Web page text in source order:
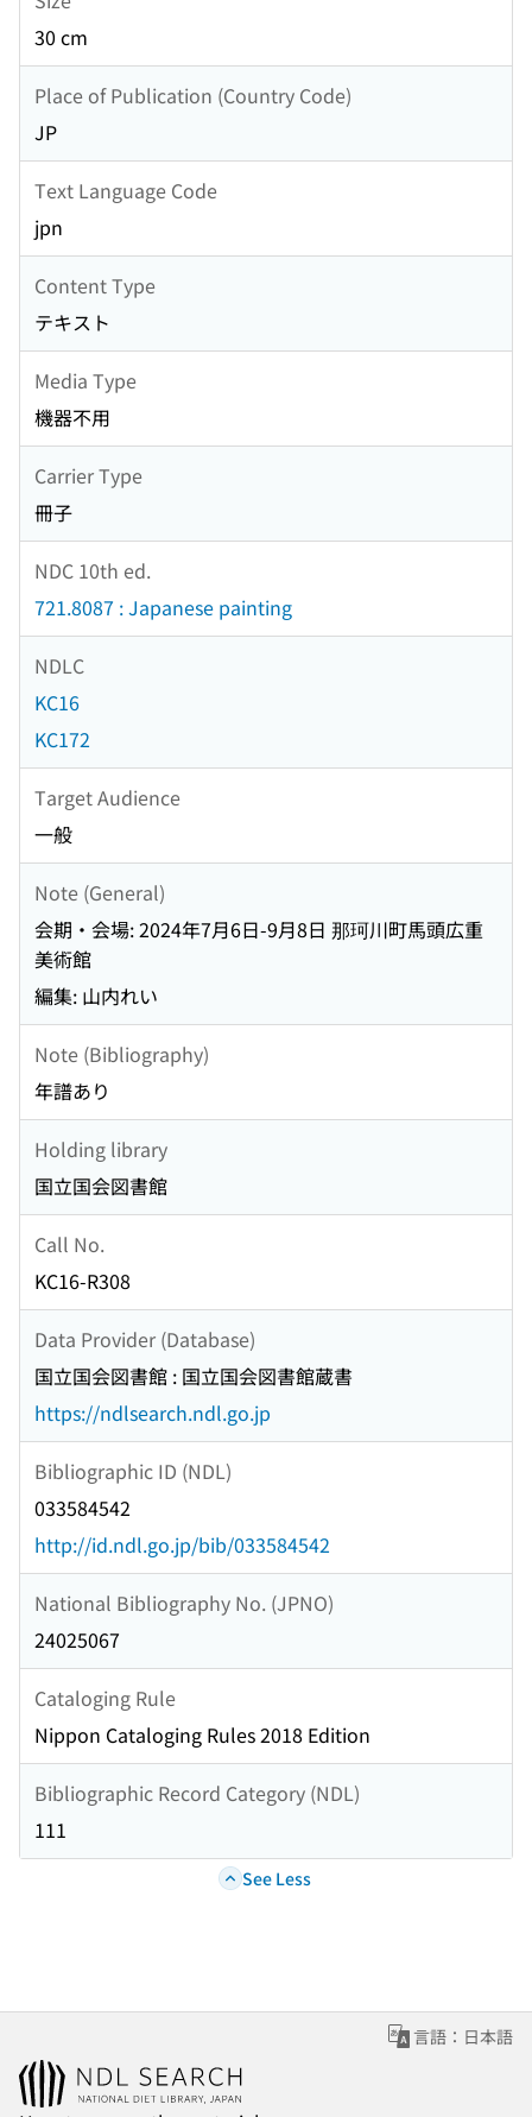
30 cm
Place of Publication (Country Code)
JP
Text Language Code
jpn
Content Type
テキスト
Media Type
機器不用
Carrier Type
冊子
NDC 10th ed.
721.8087 : Japanese painting
NDLC
KC16
KC172
Target Audience
一般
Note (General)
会期・会場: 2024年7月6日-9月8日 那珂川町馬頭広重
美術館
編集: 山内れい
Note (Bibliography)
年譜あり
Holding library
国立国会図書館
Call No.
KC16-R308
Data Provider (Database)
国立国会図書館 : 国立国会図書館蔵書
https://ndlsearch.ndl.go.jp
Bibliographic ID (NDL)
033584542
http://id.ndl.go.jp/bib/033584542
National Bibliography No. (JPNO)
24025067
Cataloging Rule
Nippon Cataloging Rules 2018 Edition
Bibliographic Record Category (NDL)
111
See Less
言語：日本語